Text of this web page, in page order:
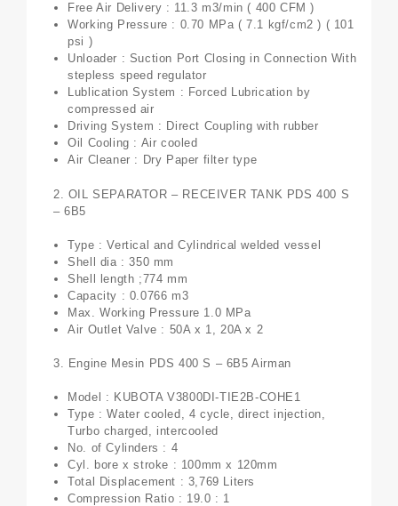
Free Air Delivery : 11.3 m3/min ( 400 CFM )
Working Pressure : 0.70 MPa ( 7.1 kgf/cm2 ) ( 101
psi )
Unloader : Suction Port Closing in Connection With
stepless speed regulator
Lublication System : Forced Lubrication by
compressed air
Driving System : Direct Coupling with rubber
Oil Cooling : Air cooled
Air Cleaner : Dry Paper filter type
2. OIL SEPARATOR – RECEIVER TANK PDS 400 S
– 6B5
Type : Vertical and Cylindrical welded vessel
Shell dia : 350 mm
Shell length ;774 mm
Capacity : 0.0766 m3
Max. Working Pressure 1.0 MPa
Air Outlet Valve : 50A x 1, 20A x 2
3. Engine Mesin PDS 400 S – 6B5 Airman
Model : KUBOTA V3800DI-TIE2B-COHE1
Type : Water cooled, 4 cycle, direct injection,
Turbo charged, intercooled
No. of Cylinders : 4
Cyl. bore x stroke : 100mm x 120mm
Total Displacement : 3,769 Liters
Compression Ratio : 19.0 : 1